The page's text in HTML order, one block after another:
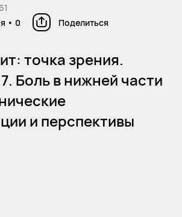
• 0 Поделиться
точка зрения.
Боль в нижней части
и перспективы